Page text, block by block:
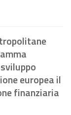
europea il
finanziaria